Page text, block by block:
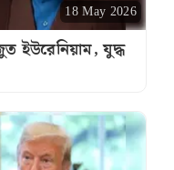
18 May 2026
ইউরেনিয়াম, যুদ্ধ